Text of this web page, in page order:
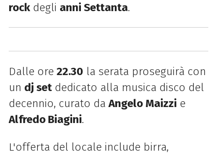
rockdegli anni Settanta.
Dalle ore 22.30 la serata proseguirà con
un dj setdedicato alla musica disco del
decennio, curato daAngelo Maizzi e
Alfredo Biagini.
L'offerta del locale include birra,